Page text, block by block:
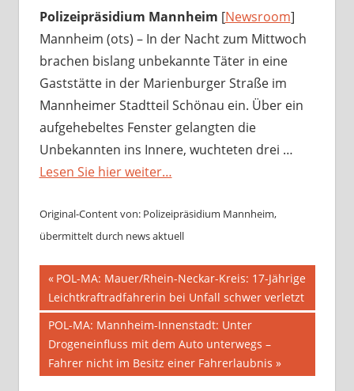
Polizeipräsidium Mannheim [Newsroom]
Mannheim (ots) – In der Nacht zum Mittwoch
brachen bislang unbekannte Täter in eine
Gaststätte in der Marienburger Straße im
Mannheimer Stadtteil Schönau ein. Über ein
aufgehebeltes Fenster gelangten die
Unbekannten ins Innere, wuchteten drei …
Lesen Sie hier weiter…
Original-Content von: Polizeipräsidium Mannheim,
übermittelt durch news aktuell
Beitragsnavigation
Vorheriger
Beitrag:
POL-MA: Mauer/Rhein-Neckar-Kreis: 17-Jährige
Leichtkraftradfahrerin bei Unfall schwer verletzt
Nächster
Beitrag:
POL-MA: Mannheim-Innenstadt: Unter
Drogeneinfluss mit dem Auto unterwegs –
Fahrer nicht im Besitz einer Fahrerlaubnis